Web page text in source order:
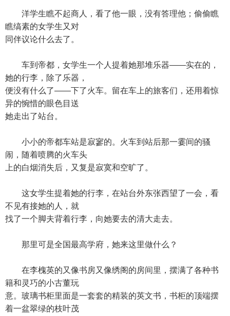
洋学生瞧不起商人，看了他一眼，没有答理他；偷偷瞧
瞧缟素的女学生又对
同伴议论什么去了。
车到帝都，女学生一个人提着她那堆乐器——实在的，
她的行李，除了乐器，
便没有什么了——下了火车。留在车上的旅客们，还用着惊
异的惋惜的眼色目送
她走出了站台。
小小的帝都车站是寂寥的。火车到站后那一霎间的骚
闹，随着喷腾的火车头
上的白烟消失后，又复是寂寞和空旷了。
这女学生提着她的行李，在站台外东张西望了一会，看
不见有接她的人，就
找了一个脚夫背着行李，向她要去的清大走去。
那里可是全国最高学府，她来这里做什么？
在李槐英的又像书房又像绣阁的房间里，摆满了各种书
籍和灵巧的小古董玩
意。玻璃书柜里面是一套套的精装的英文书，书柜的顶端摆
着一盆翠绿的枝叶茂